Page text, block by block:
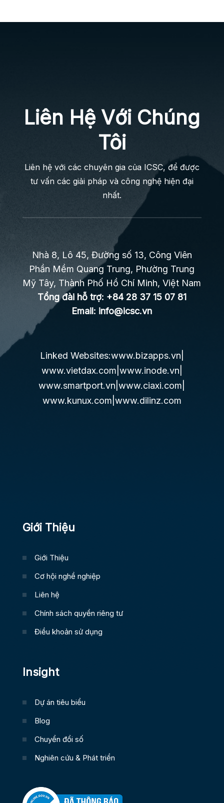
Liên Hệ Với Chúng
Tôi
Liên hệ với các chuyên gia của ICSC, để được
tư vấn các giải pháp và công nghệ hiện đại
nhất.
Nhà 8, Lô 45, Đường số 13, Công Viên
Phần Mềm Quang Trung, Phường Trung
Mỹ Tây, Thành Phố Hồ Chí Minh, Việt Nam
Tổng đài hỗ trợ: +84 28 37 15 07 81
Email: info@icsc.vn
Linked Websites:www.bizapps.vn
www.vietdax.com www.inode.vn
www.smartport.vn |www.ciaxi.com
www.kunux.com www.dilinz.com
Giới Thiệu
Giới Thiệu
Cơ hội nghề nghiệp
Liên hệ
Chính sách quyền riêng tư
Điều khoản sử dụng
Insight
Dự án tiêu biểu
Blog
Chuyển đổi số
Nghiên cứu & Phát triển